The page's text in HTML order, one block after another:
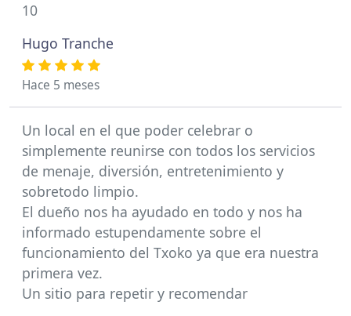
10
Hugo Tranche
Hace 5 meses
Un local en el que poder celebrar o
simplemente reunirse con todos los servicios
de menaje, diversión, entretenimiento y
sobretodo limpio.
El dueño nos ha ayudado en todo y nos ha
informado estupendamente sobre el
funcionamiento del Txoko ya que era nuestra
primera vez.
Un sitio para repetir y recomendar